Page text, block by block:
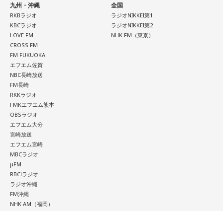
九州・沖縄
RKBラジオ
KBCラジオ
LOVE FM
CROSS FM
FM FUKUOKA
エフエム佐賀
NBC長崎放送
FM長崎
RKKラジオ
FMKエフエム熊本
OBSラジオ
エフエム大分
宮崎放送
エフエム宮崎
MBCラジオ
μFM
RBCiラジオ
ラジオ沖縄
FM沖縄
NHK AM（福岡）
全国
ラジオNIKKEI第1
ラジオNIKKEI第2
NHK FM（東京）